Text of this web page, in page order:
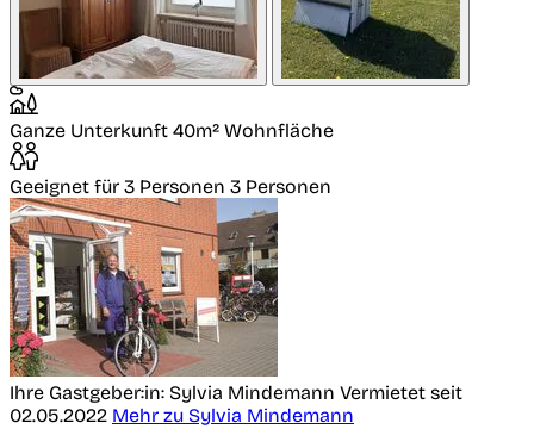
Ganze Unterkunft 40m² Wohnfläche
Geeignet für 3 Personen 3 Personen
Ihre Gastgeber:in: Sylvia Mindemann Vermietet seit
02.05.2022 Mehr zu Sylvia Mindemann